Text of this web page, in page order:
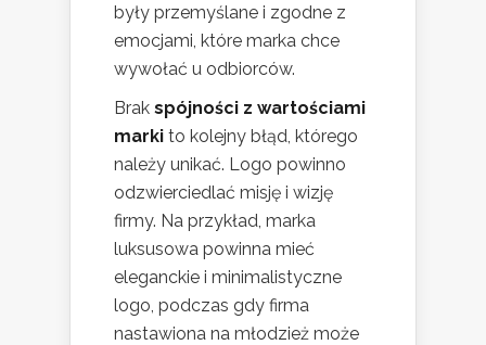
były przemyślane i zgodne z
emocjami, które marka chce
wywołać u odbiorców.
Brak spójności z wartościami
marki to kolejny błąd, którego
należy unikać. Logo powinno
odzwierciedlać misję i wizję
firmy. Na przykład, marka
luksusowa powinna mieć
eleganckie i minimalistyczne
logo, podczas gdy firma
nastawiona na młodzież może